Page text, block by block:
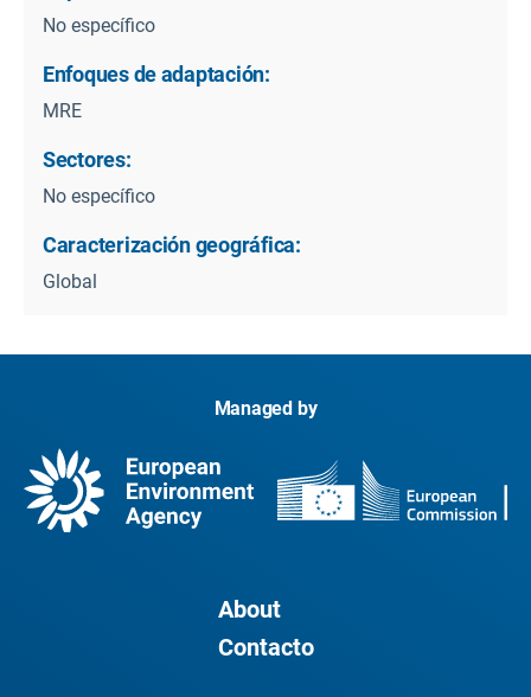
No específico
Enfoques de adaptación:
MRE
Sectores:
No específico
Caracterización geográfica:
Global
Managed by
About
Contacto